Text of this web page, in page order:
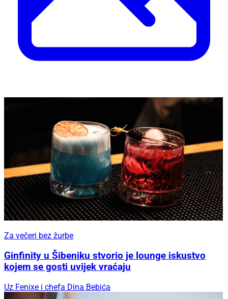
Za večeri bez žurbe
Ginfinity u Šibeniku stvorio je lounge iskustvo
kojem se gosti uvijek vraćaju
Uz Fenixe i chefa Dina Bebića